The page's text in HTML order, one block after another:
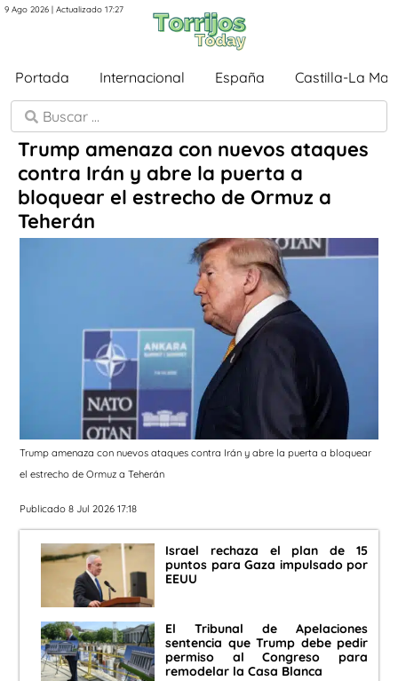
9 Ago 2026 | Actualizado 17:27
Portada Internacional España Castilla-La
Trump amenaza con nuevos ataques
contra Irán y abre la puerta a
bloquear el estrecho de Ormuz a
Teherán
Trump amenaza con nuevos ataques contra Irán y abre la puerta a bloquear
el estrecho de Ormuz a Teherán
Publicado 8 Jul 2026 17:18
Israel rechaza el plan de 15
puntos para Gaza impulsado por
EEUU
El Tribunal de Apelaciones
sentencia que Trump debe pedir
permiso al Congreso para
remodelar la Casa Blanca